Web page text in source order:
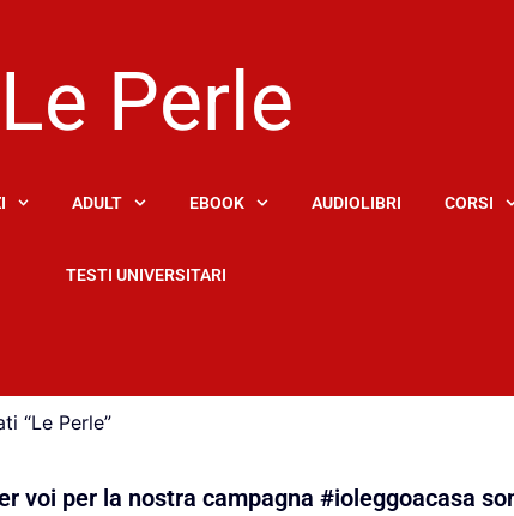
Le Perle
ADULT EBOOK AUDIOLIBRI CORSI
TESTI UNIVERSITARI
“Le Perle”
voi per la nostra campagna #ioleggoacasa